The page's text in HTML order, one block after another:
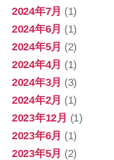
2024年7月 (1)
2024年6月 (1)
2024年5月 (2)
2024年4月 (1)
2024年3月 (3)
2024年2月 (1)
2023年12月 (1)
2023年6月 (1)
2023年5月 (2)